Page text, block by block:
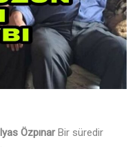
ÖzpınarBir süredir